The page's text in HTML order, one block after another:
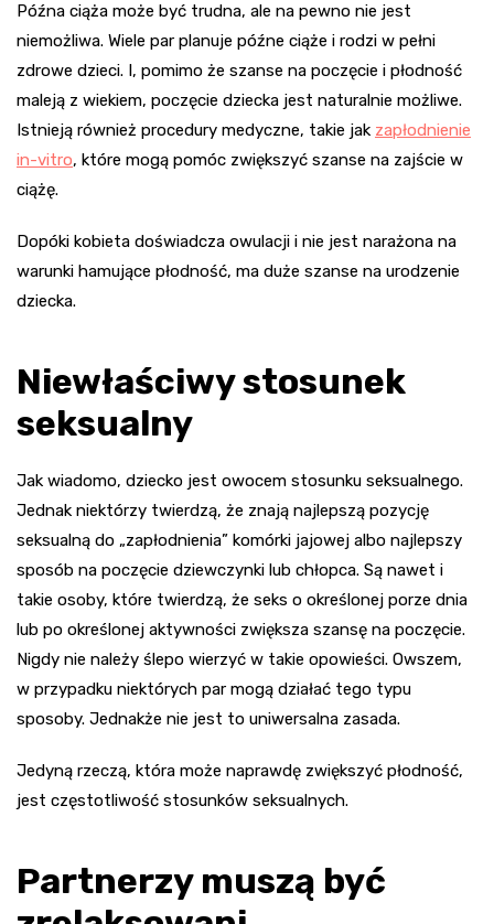
Późna ciąża może być trudna, ale na pewno nie jest
niemożliwa. Wiele par planuje późne ciąże i rodzi w pełni
zdrowe dzieci. I, pomimo że szanse na poczęcie i płodność
maleją z wiekiem, poczęcie dziecka jest naturalnie możliwe.
Istnieją również procedury medyczne, takie jak zapłodnienie
in-vitro, które mogą pomóc zwiększyć szanse na zajście w
ciążę.
Dopóki kobieta doświadcza owulacji i nie jest narażona na
warunki hamujące płodność, ma duże szanse na urodzenie
dziecka.
Niewłaściwy stosunek
seksualny
Jak wiadomo, dziecko jest owocem stosunku seksualnego.
Jednak niektórzy twierdzą, że znają najlepszą pozycję
seksualną do „zapłodnienia” komórki jajowej albo najlepszy
sposób na poczęcie dziewczynki lub chłopca. Są nawet i
takie osoby, które twierdzą, że seks o określonej porze dnia
lub po określonej aktywności zwiększa szansę na poczęcie.
Nigdy nie należy ślepo wierzyć w takie opowieści. Owszem,
w przypadku niektórych par mogą działać tego typu
sposoby. Jednakże nie jest to uniwersalna zasada.
Jedyną rzeczą, która może naprawdę zwiększyć płodność,
jest częstotliwość stosunków seksualnych.
Partnerzy muszą być